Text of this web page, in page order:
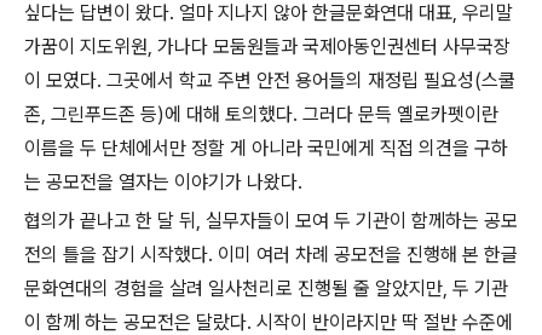
싶다는 답변이 왔다. 얼마 지나지 않아 한글문화연대 대표, 우리말
가꿈이 지도위원, 가나다 모둠원들과 국제아동인권센터 사무국장
이 모였다. 그곳에서 학교 주변 안전 용어들의 재정립 필요성(스쿨
존, 그린푸드존 등)에 대해 토의했다. 그러다 문득 옐로카펫이란
이름을 두 단체에서만 정할 게 아니라 국민에게 직접 의견을 구하
는 공모전을 열자는 이야기가 나왔다.
협의가 끝나고 한 달 뒤, 실무자들이 모여 두 기관이 함께하는 공모
전의 틀을 잡기 시작했다. 이미 여러 차례 공모전을 진행해 본 한글
문화연대의 경험을 살려 일사천리로 진행될 줄 알았지만, 두 기관
이 함께 하는 공모전은 달랐다. 시작이 반이라지만 딱 절반 수준에